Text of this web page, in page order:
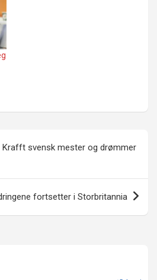
Krafft svensk mester og drømmer
fortsetter i Storbritannia